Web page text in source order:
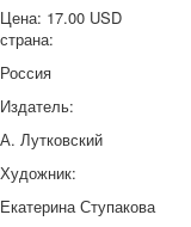
Цена: 17.00 USD
страна:
Россия
Издатель:
А. Лутковский
Художник:
Екатерина Ступакова